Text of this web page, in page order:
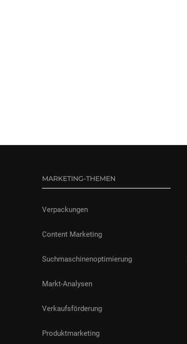
MARKETING-THEMEN
Verpackungen
Content Marketing
Suchmaschinenoptimierung
Markt-Analysen
Verkaufsförderung
Produktmarketing